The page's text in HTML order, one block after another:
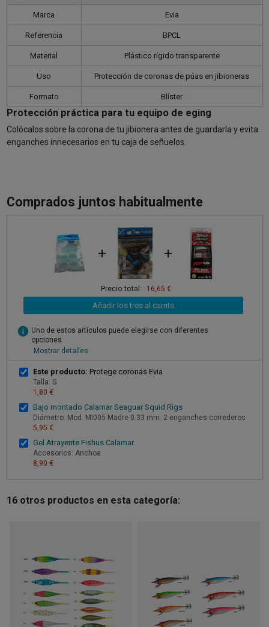
Marca Evia
Referencia BPCL
Material Plástico rígido transparente
Uso Protección de coronas de púas en jibioneras
Formato Blíster
Protección práctica para tu equipo de eging
Colócalos sobre la corona de tu jibionera antes de guardarla y evita
enganches innecesarios en tu caja de señuelos.
Comprados juntos habitualmente
+ +
Precio total: 16,65 €
Añadir los tres al carrito
info Uno de estos artículos puede elegirse con diferentes
opciones
Mostrar detalles
Este producto: Protege coronas Evia
Talla: S
1,80 €
Bajo montado Calamar Seaguar Squid Rigs
Diámetro: Mod. MI005 Madre 0.33 mm. 2 enganches correderos
5,95 €
Gel Atrayente Fishus Calamar
Accesorios: Anchoa
8,90 €
16 otros productos en esta categoría: